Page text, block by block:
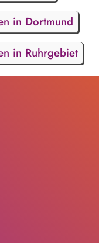
in Dortmund
in Ruhrgebiet